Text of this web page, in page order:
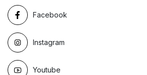
Facebook
Instagram
Youtube